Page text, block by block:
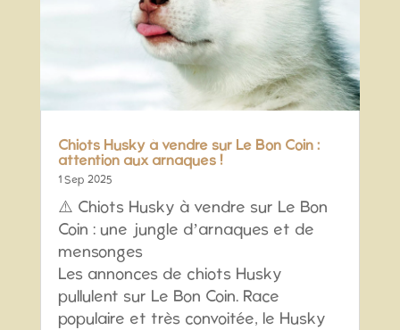
Chiots Husky à vendre sur Le Bon Coin :
attention aux arnaques !
1 Sep 2025
⚠️ Chiots Husky à vendre sur Le Bon
Coin : une jungle d’arnaques et de
mensonges
Les annonces de chiots Husky
pullulent sur Le Bon Coin. Race
populaire et très convoitée, le Husky